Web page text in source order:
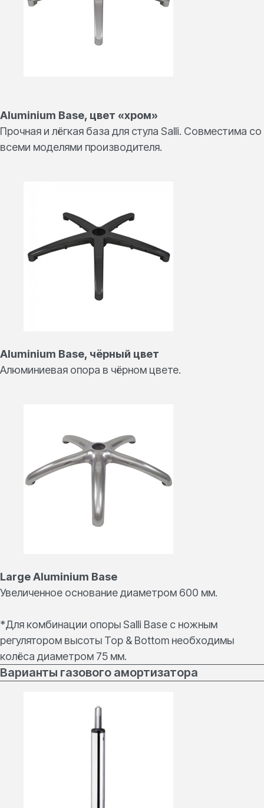
Aluminium Base, цвет «хром»
Прочная и лёгкая база для стула Salli. Совместима со
всеми моделями производителя.
Aluminium Base, чёрный цвет
Алюминиевая опора в чёрном цвете.
Large Aluminium Base
Увеличенное основание диаметром 600 мм.
*Для комбинации опоры Salli Base c ножным
регулятором высоты Top & Bottom необходимы
колёса диаметром 75 мм.
Варианты газового амортизатора